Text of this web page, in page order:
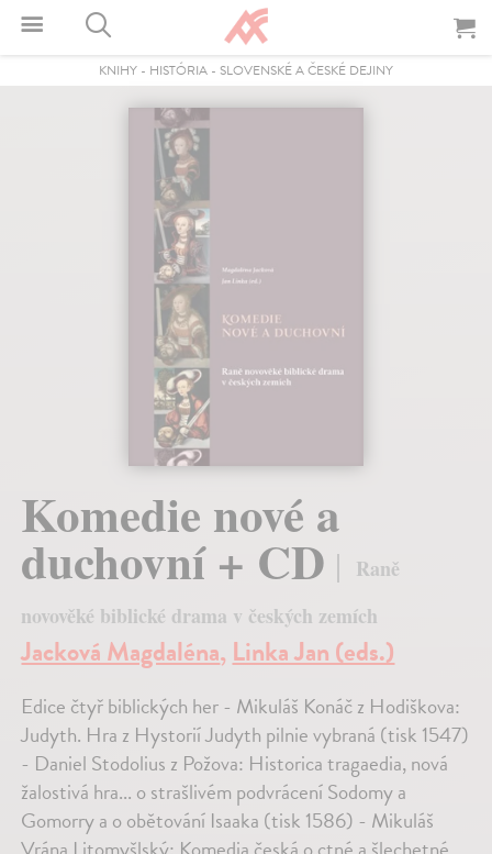
KNIHY - HISTÓRIA - SLOVENSKÉ A ČESKÉ DEJINY
Komedie nové a
duchovní + CD
Raně
novověké biblické drama v českých zemích
Jacková Magdaléna, Linka Jan (eds.)
Edice čtyř biblických her - Mikuláš Konáč z Hodiškova:
Judyth. Hra z Hystorií Judyth pilnie vybraná (tisk 1547)
- Daniel Stodolius z Požova: Historica tragaedia, nová
žalostivá hra... o strašlivém podvrácení Sodomy a
Gomorry a o obětování Isaaka (tisk 1586) - Mikuláš